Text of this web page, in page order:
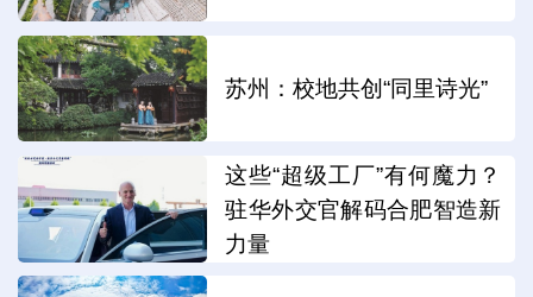
苏州：校地共创“同里诗光”
这些“超级工厂”有何魔力？
驻华外交官解码合肥智造新
力量